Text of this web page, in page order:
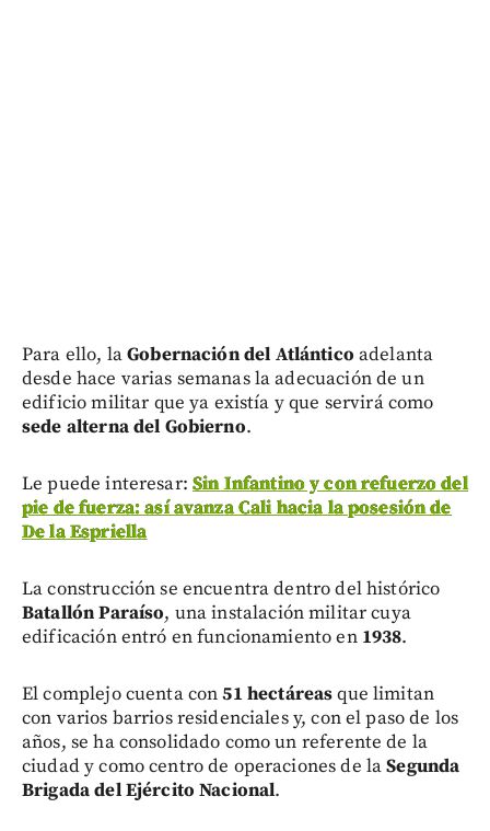
Para ello, laGobernación del Atlántico adelanta
desde hace varias semanas la adecuación de un
edificio militar que ya existía y que servirá como
sede alterna del Gobierno.
Le puede interesar: Sin Infantino y con refuerzo del
pie de fuerza: así avanza Cali hacia la posesión de
De la Espriella
La construcción se encuentra dentro del histórico
Batallón Paraíso, una instalación militar cuya
edificación entró en funcionamiento en 1938.
El complejo cuenta con51 hectáreasque limitan
con varios barrios residenciales y, con el paso de los
años, se ha consolidado como un referente de la
ciudad y como centro de operaciones de laSegunda
Brigada del Ejército Nacional.